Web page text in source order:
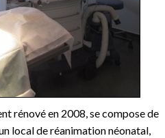
rénové en 2008, se compose de
local de réanimation néonatal,